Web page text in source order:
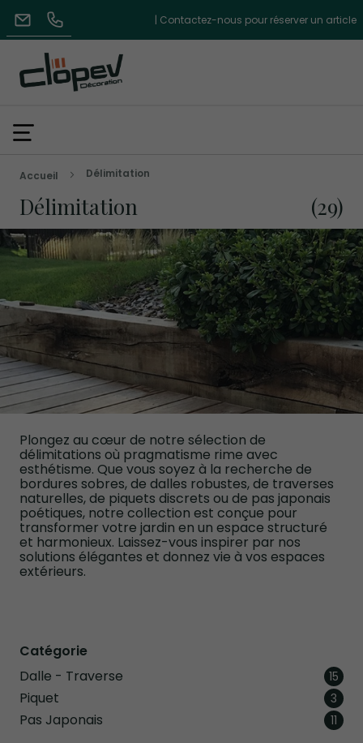
| Contactez-nous pour réserver un article
Accueil Délimitation
Délimitation
Plongez au cœur de notre sélection de
délimitations où pragmatisme rime avec
esthétisme. Que vous soyez à la recherche de
bordures sobres, de dalles robustes, de traverses
naturelles, de piquets discrets ou de pas japonais
poétiques, notre collection est conçue pour
transformer votre jardin en un espace structuré
et harmonieux. Laissez-vous inspirer par nos
solutions élégantes et donnez vie à vos espaces
extérieurs.
29
Catégorie
Dalle - Traverse
15
Piquet 3
Pas Japonais 11